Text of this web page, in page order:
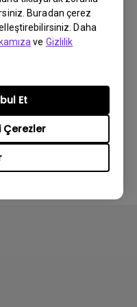
Buradan çerez
Daha
ve Gizlilik
Çerezler
Et
ile yüzlerce
fuarda Dijital
herşey
tüm BenQ
bulan
indirilimli fiyatlarla
monitörine sahip